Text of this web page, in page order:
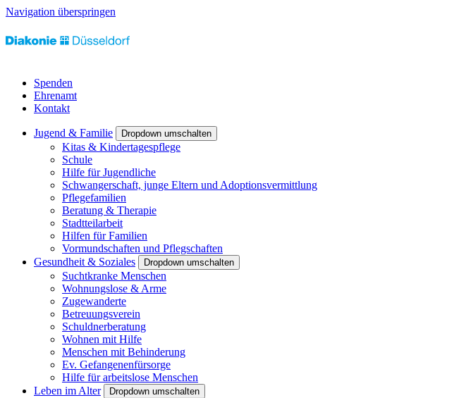
Navigation überspringen
Spenden
Ehrenamt
Kontakt
Jugend & Familie Dropdown umschalten
Kitas & Kindertagespflege
Schule
Hilfe für Jugendliche
Schwangerschaft, junge Eltern und Adoptionsvermittlung
Pflegefamilien
Beratung & Therapie
Stadtteilarbeit
Hilfen für Familien
Vormundschaften und Pflegschaften
Gesundheit & Soziales
Dropdown umschalten
Suchtkranke Menschen
Wohnungslose & Arme
Zugewanderte
Betreuungsverein
Schuldnerberatung
Wohnen mit Hilfe
Menschen mit Behinderung
Ev. Gefangenenfürsorge
Hilfe für arbeitslose Menschen
Leben im Alter
Dropdown umschalten